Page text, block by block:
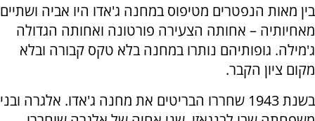
בין מאות הנפטרים מטיפוס במחנה ג'אדו היו אביה ושתיים
מאחיותיה – אחותה הצעירה פורטונה ואחותה הגדולה
ג'מילה. גופותיהם נותרו במחנה בלא טקס קבורה ובלא
מקום ציון הקבר.
בשנת 1943 שחררו הבריטים את מחנה ג'אדו. אלגרה ובני